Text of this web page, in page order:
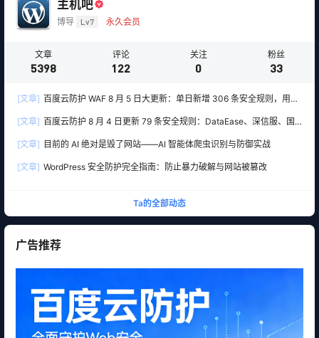
主机吧
博导 Lv7 永久会员
文章
5398
评论
122
关注
0
粉丝
33
[文章] 百度云防护 WAF 8 月 5 日大更新：单日新增 306 条安全规则，用友
[文章] 百度云防护 8 月 4 日更新 79 条安全规则：DataEase、深信服、国
[文章] 目前的 AI 绝对是毁了网站——AI 智能体爬虫识别与防御实战
[文章] WordPress 安全防护完全指南：防止暴力破解与网站被篡改
Ta的全部动态
广告推荐